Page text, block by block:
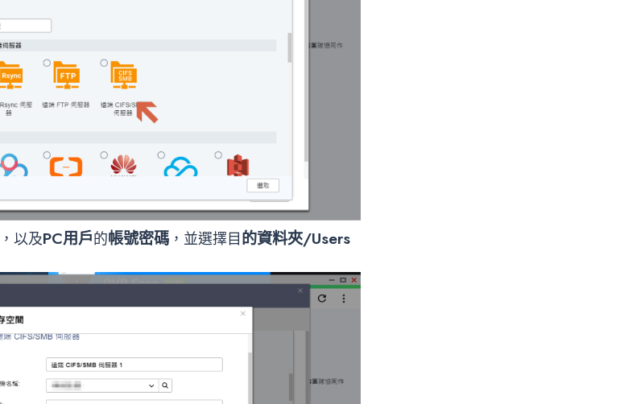
，以及PC用戶的帳號密碼 ，並選擇目的資料夾/Users